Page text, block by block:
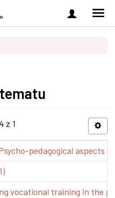
Zaloguj
się
z 1
pedagogical aspects
vocational training in the